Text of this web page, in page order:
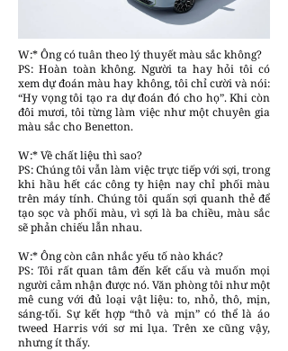
W:* Ông có tuân theo lý thuyết màu sắc không?
PS: Hoàn toàn không. Người ta hay hỏi tôi có
xem dự đoán màu hay không, tôi chỉ cười và nói:
“Hy vọng tôi tạo ra dự đoán đó cho họ”. Khi còn
đôi mươi, tôi từng làm việc như một chuyên gia
màu sắc cho Benetton.
W:* Về chất liệu thì sao?
PS: Chúng tôi vẫn làm việc trực tiếp với sợi, trong
khi hầu hết các công ty hiện nay chỉ phối màu
trên máy tính. Chúng tôi quấn sợi quanh thẻ để
tạo sọc và phối màu, vì sợi là ba chiều, màu sắc
sẽ phản chiếu lẫn nhau.
W:* Ông còn cân nhắc yếu tố nào khác?
PS: Tôi rất quan tâm đến kết cấu và muốn mọi
người cảm nhận được nó. Văn phòng tôi như một
mê cung với đủ loại vật liệu: to, nhỏ, thô, mịn,
sáng-tối. Sự kết hợp “thô và mịn” có thể là áo
tweed Harris với sơ mi lụa. Trên xe cũng vậy,
nhưng ít thấy.